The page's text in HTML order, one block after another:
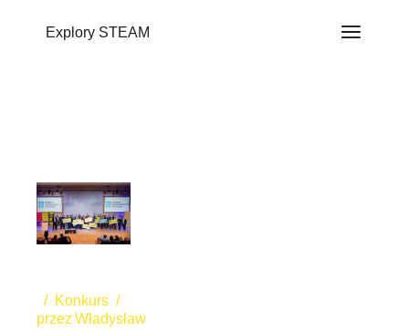
Explory STEAM
Konkurs
przez Władysław